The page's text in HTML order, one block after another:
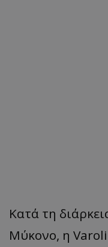
Κατά τη
Μύκονο, η